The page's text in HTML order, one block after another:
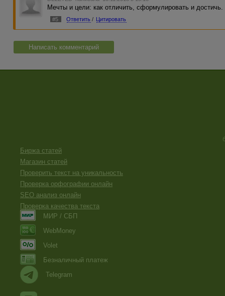
Мечты и цели: как отличить, сформулировать и достичь.
#5 Ответить / Цитировать
Написать комментарий
Биржа статей
Магазин статей
Проверить текст на уникальность
Проверка орфографии онлайн
SEO анализ онлайн
Проверка качества текста
МИР / СБП
WebMoney
Volet
Безналичный платеж
Telegram